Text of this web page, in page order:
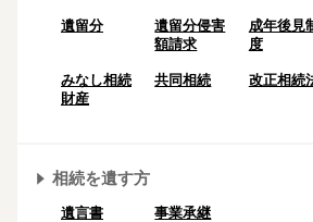
遺留分
遺留分侵害
額請求
成年後⾒
度
みなし相続
財産
共同相続 改正相続
相続を遺す方
遺言書 事業承継